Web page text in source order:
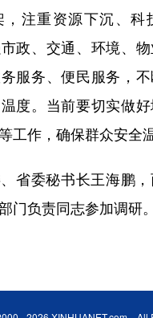
注重资源下沉、科
政、交通、环境、
服务、便民服务，
度。当前要切实做
工作，确保群众安全
委秘书长王海鹏，
门负责同志参加调研。